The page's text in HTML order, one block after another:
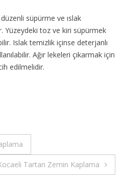
süpürme ve ıslak
Yüzeydeki toz ve kiri süpürmek
Islak temizlik içinse deterjanlı
Ağır lekeleri çıkarmak için
edilmelidir.
Tartan Zemin Kaplama